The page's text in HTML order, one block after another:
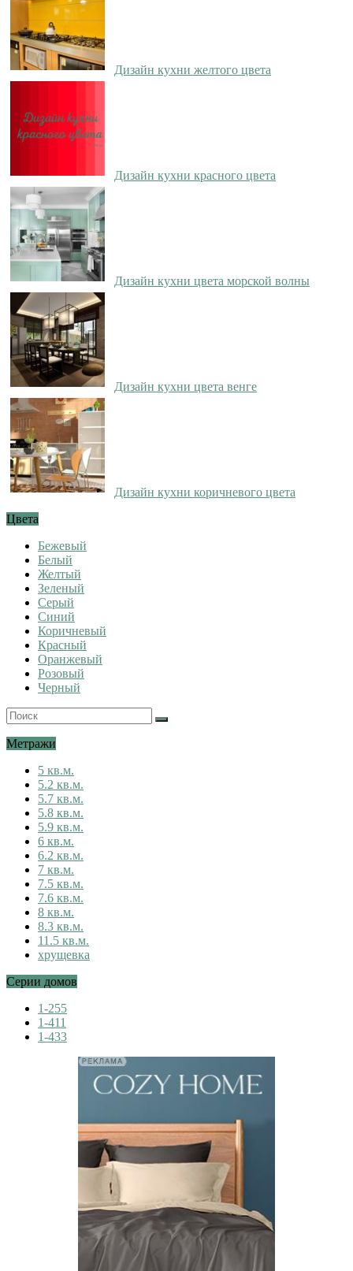
Дизайн кухни желтого цвета
Дизайн кухни красного цвета
Дизайн кухни цвета морской волны
Дизайн кухни цвета венге
Дизайн кухни коричневого цвета
Цвета
Бежевый
Белый
Желтый
Зеленый
Серый
Синий
Коричневый
Красный
Оранжевый
Розовый
Черный
Метражи
5 кв.м.
5.2 кв.м.
5.7 кв.м.
5.8 кв.м.
5.9 кв.м.
6 кв.м.
6.2 кв.м.
7 кв.м.
7.5 кв.м.
7.6 кв.м.
8 кв.м.
8.3 кв.м.
11.5 кв.м.
хрущевка
Серии домов
1-255
1-411
1-433